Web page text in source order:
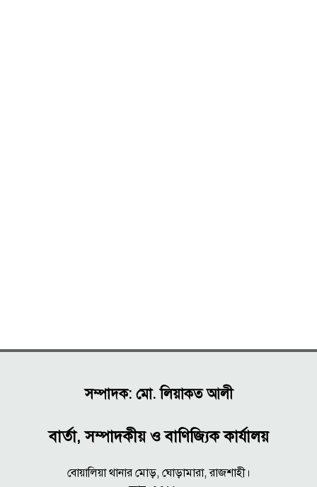
সম্পাদক: মো. লিয়াকত আলী
বার্তা, সম্পাদকীয় ও বাণিজ্যিক কার্যালয়
বোয়ালিয়া থানার মোড়, ঘোড়ামারা, রাজশাহী।